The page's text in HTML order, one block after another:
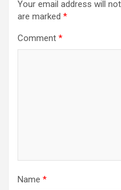
Your email address will
are marked *
Comment *
Name *